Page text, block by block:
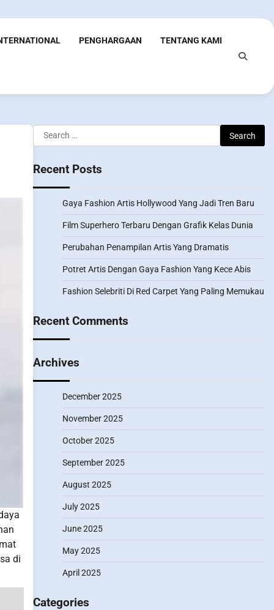
PENGHARGAAN TENTANG KAMI
di
Search
for:
Recent Posts
Gaya Fashion Artis Hollywood Yang Jadi Tren Baru
Film Superhero Terbaru Dengan Grafik Kelas Dunia
Perubahan Penampilan Artis Yang Dramatis
Potret Artis Dengan Gaya Fashion Yang Kece Abis
Fashion Selebriti Di Red Carpet Yang Paling Memukau
Recent Comments
Archives
December 2025
November 2025
October 2025
September 2025
August 2025
July 2025
June 2025
May 2025
April 2025
Categories